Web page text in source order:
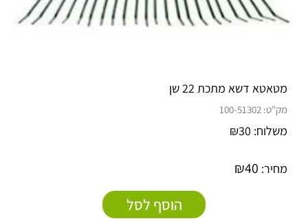
מטאטא דשא מתכת 22 שן
מק"ט: 100-51302
משלוח: ₪30
מחיר: ₪40
הוסף לסל